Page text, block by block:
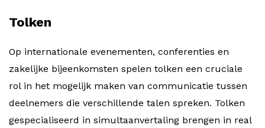
Tolken
Op internationale evenementen, conferenties en
zakelijke bijeenkomsten spelen tolken een cruciale
rol in het mogelijk maken van communicatie tussen
deelnemers die verschillende talen spreken. Tolken
gespecialiseerd in simultaanvertaling brengen in real